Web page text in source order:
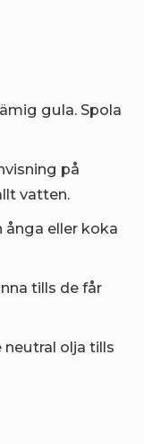
gula. Spola
på
vatten.
ånga eller koka
tills de får
olja tills